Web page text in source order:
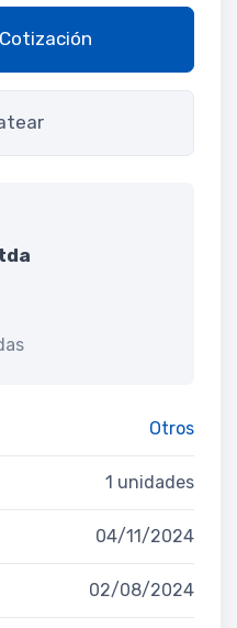
Otros
1 unidades
04/11/2024
02/08/2024